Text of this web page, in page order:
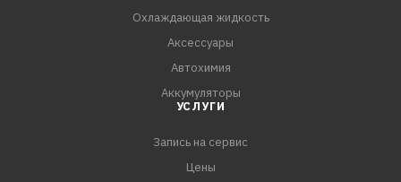
Охлаждающая жидкость
Аксессуары
Автохимия
Аккумуляторы
УСЛУГИ
Запись на сервис
Цены